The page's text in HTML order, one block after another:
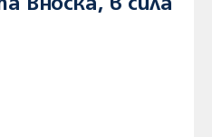
Вноска, в сила